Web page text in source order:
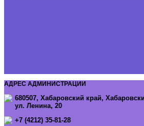
АДРЕС АДМИНИСТРАЦИИ
680507, Хабаровский край,
ул. Ленина, 20
+7 (4212) 35-81-28